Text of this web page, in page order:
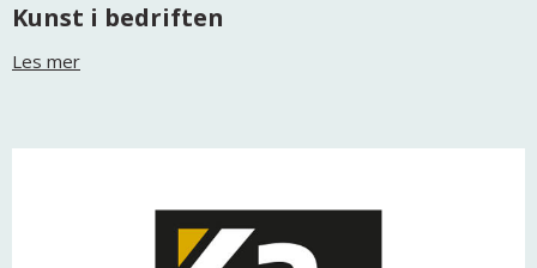
Kunst i bedriften
Les mer